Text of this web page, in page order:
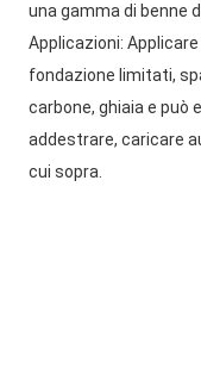
una gamma di benne
Applicazioni:
fondazione limitati,
carbone, ghiaia e può
addestrare, caricare
cui sopra.